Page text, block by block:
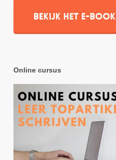
Bekijk het e-book
Online cursus